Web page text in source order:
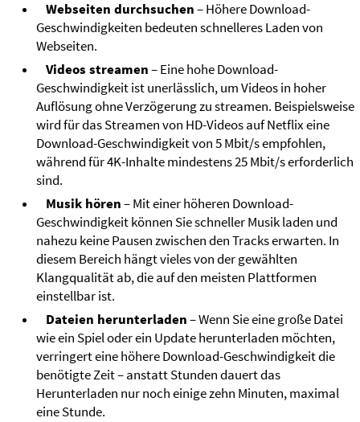
Webseiten durchsuchen– Höhere Download-
Geschwindigkeiten bedeuten schnelleres Laden von
Webseiten.
Videos streamen– Eine hohe Download-
Geschwindigkeit ist unerlässlich, um Videos in hoher
Auflösung ohne Verzögerung zu streamen. Beispielsweise
wird für das Streamen von HD-Videos auf Netflix eine
Download-Geschwindigkeit von 5 Mbit/s empfohlen,
während für 4K-Inhalte mindestens 25 Mbit/s erforderlich
sind.
Musik hören– Mit einer höheren Download-
Geschwindigkeit können Sie schneller Musik laden und
nahezu keine Pausen zwischen den Tracks erwarten. In
diesem Bereich hängt vieles von der gewählten
Klangqualität ab, die auf den meisten Plattformen
einstellbar ist.
Dateien herunterladen– Wenn Sie eine große Datei
wie ein Spiel oder ein Update herunterladen möchten,
verringert eine höhere Download-Geschwindigkeit die
benötigte Zeit – anstatt Stunden dauert das
Herunterladen nur noch einige zehn Minuten, maximal
eine Stunde.